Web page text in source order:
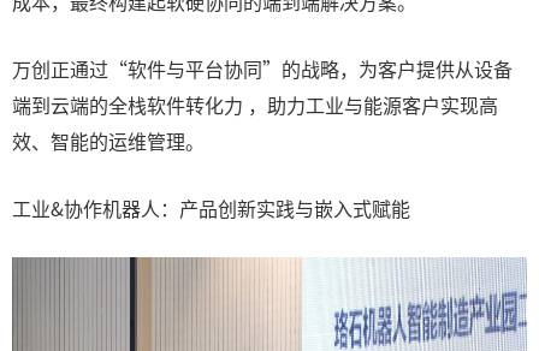
万创正通过“软件与平台协同”的战略，为客户提供从设备
端到云端的全栈软件转化力 ，助力工业与能源客户实现高
效、智能的运维管理。
工业&协作机器人：产品创新实践与嵌入式赋能